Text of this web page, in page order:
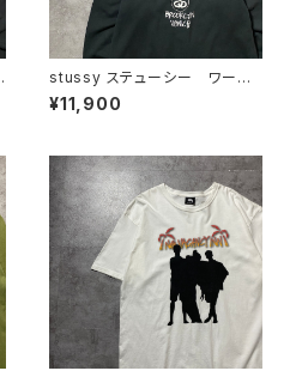
stussy ステューシー ワール
ドツアー バックプリント フル
ジップ パーカー スウェット
¥11,900